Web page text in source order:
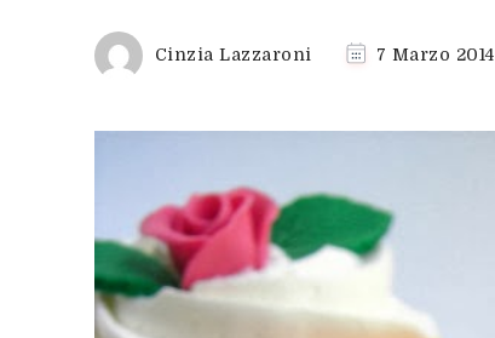
Cinzia Lazzaroni 7 Marzo 2014